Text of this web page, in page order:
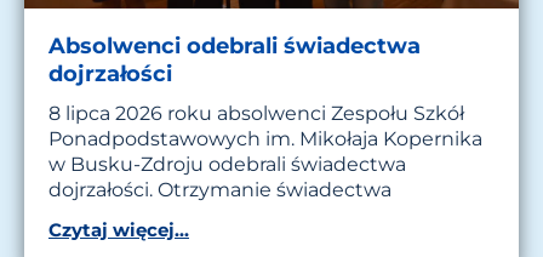
Absolwenci odebrali świadectwa
dojrzałości
8 lipca 2026 roku absolwenci Zespołu Szkół
Ponadpodstawowych im. Mikołaja Kopernika
w Busku-Zdroju odebrali świadectwa
dojrzałości. Otrzymanie świadectwa
Czytaj więcej...